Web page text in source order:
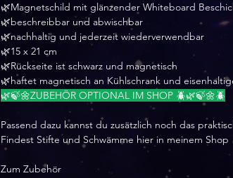
🌿Magnetschild mit glänzender Whiteboard
🌿beschreibbar und abwischbar
🌿nachhaltig und jederzeit wiederverwendbar
🌿15 x 21 cm
🌿Rückseite ist schwarz und magnetisch
🌿haftet magnetisch an Kühlschrank und
🌿🍃🌼ZUBEHÖR OPTIONAL IM SHOP 🪲🌿🍃🌼🪲
Passend dazu kannst du zusätzlich noch das
Findest Stifte und Schwämme hier in meinem Shop
Zum Zubehör